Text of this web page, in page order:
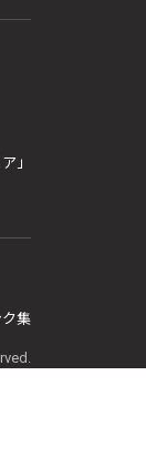
」
集